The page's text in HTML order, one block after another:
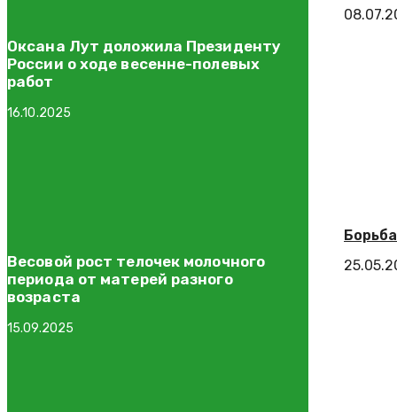
Оксана Лут доложила Президенту
России о ходе весенне-полевых
работ
16.10.2025
Весовой рост телочек молочного
периода от матерей разного
возраста
15.09.2025